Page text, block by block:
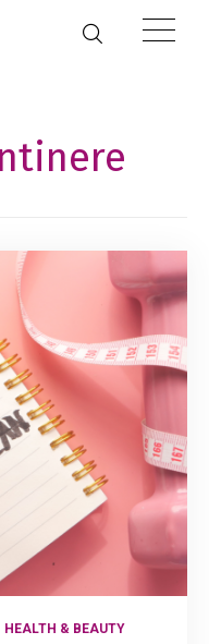
HEALTH & BEAUTY